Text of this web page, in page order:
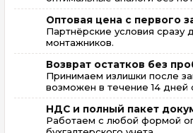
Оптовая цена с первого
Партнёрские условия сразу
монтажников.
Возврат остатков без
Принимаем излишки после
возможен в течение 14 дней
НДС и полный пакет
Работаем с любой формой